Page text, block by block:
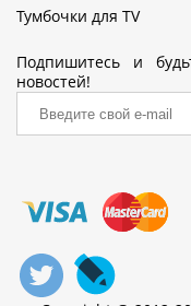
Тумбочки для TV
Подпишитесь и
новостей!